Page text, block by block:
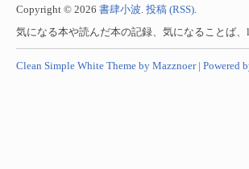
Copyright © 2026 書肆小波. 投稿 (RSS).
気になる本や読んだ本の記録、気になることば
Clean Simple White Theme by Mazznoer | Powered